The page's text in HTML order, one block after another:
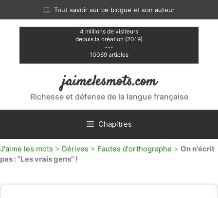
contenu
Tout savoir sur ce blogue et son auteur
4 millions de visiteurs
depuis la création (2019)
---
10069 articles
jaimelesmots.com
Richesse et défense de la langue française
Chapitres
J'aime les mots > Dérives > Fautes d'orthographe > On n'écrit
pas : "Les vrais gens" !